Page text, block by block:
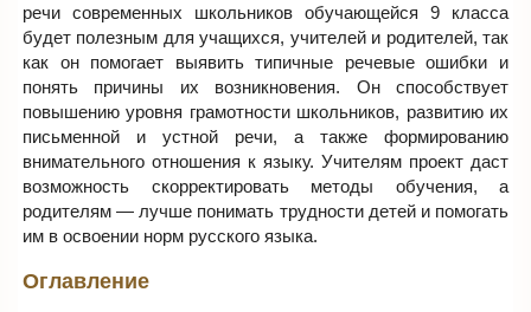
речи современных школьников обучающейся 9 класса
будет полезным для учащихся, учителей и родителей, так
как он помогает выявить типичные речевые ошибки и
понять причины их возникновения. Он способствует
повышению уровня грамотности школьников, развитию их
письменной и устной речи, а также формированию
внимательного отношения к языку. Учителям проект даст
возможность скорректировать методы обучения, а
родителям — лучше понимать трудности детей и помогать
им в освоении норм русского языка.
Оглавление